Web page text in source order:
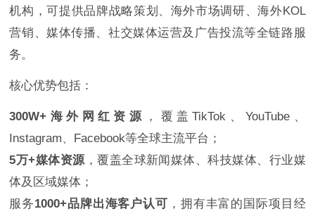
机构，可提供品牌战略策划、海外市场调研、海外KOL
营销、媒体传播、社交媒体运营及广告投流等全链路服
务。
核心优势包括：
300W+海外网红资源 ，覆盖TikTok、YouTube、
Instagram、Facebook等全球主流平台；
5万+媒体资源，覆盖全球新闻媒体、科技媒体、行业媒
体及区域媒体；
服务1000+品牌出海客户认可 ，拥有丰富的国际项目经